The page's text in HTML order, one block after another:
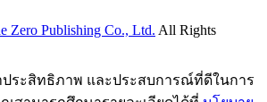
Zero Publishing Co., Ltd. All Rights
ประสิทธิภาพ และประสบการณ์ที่ดีในการ